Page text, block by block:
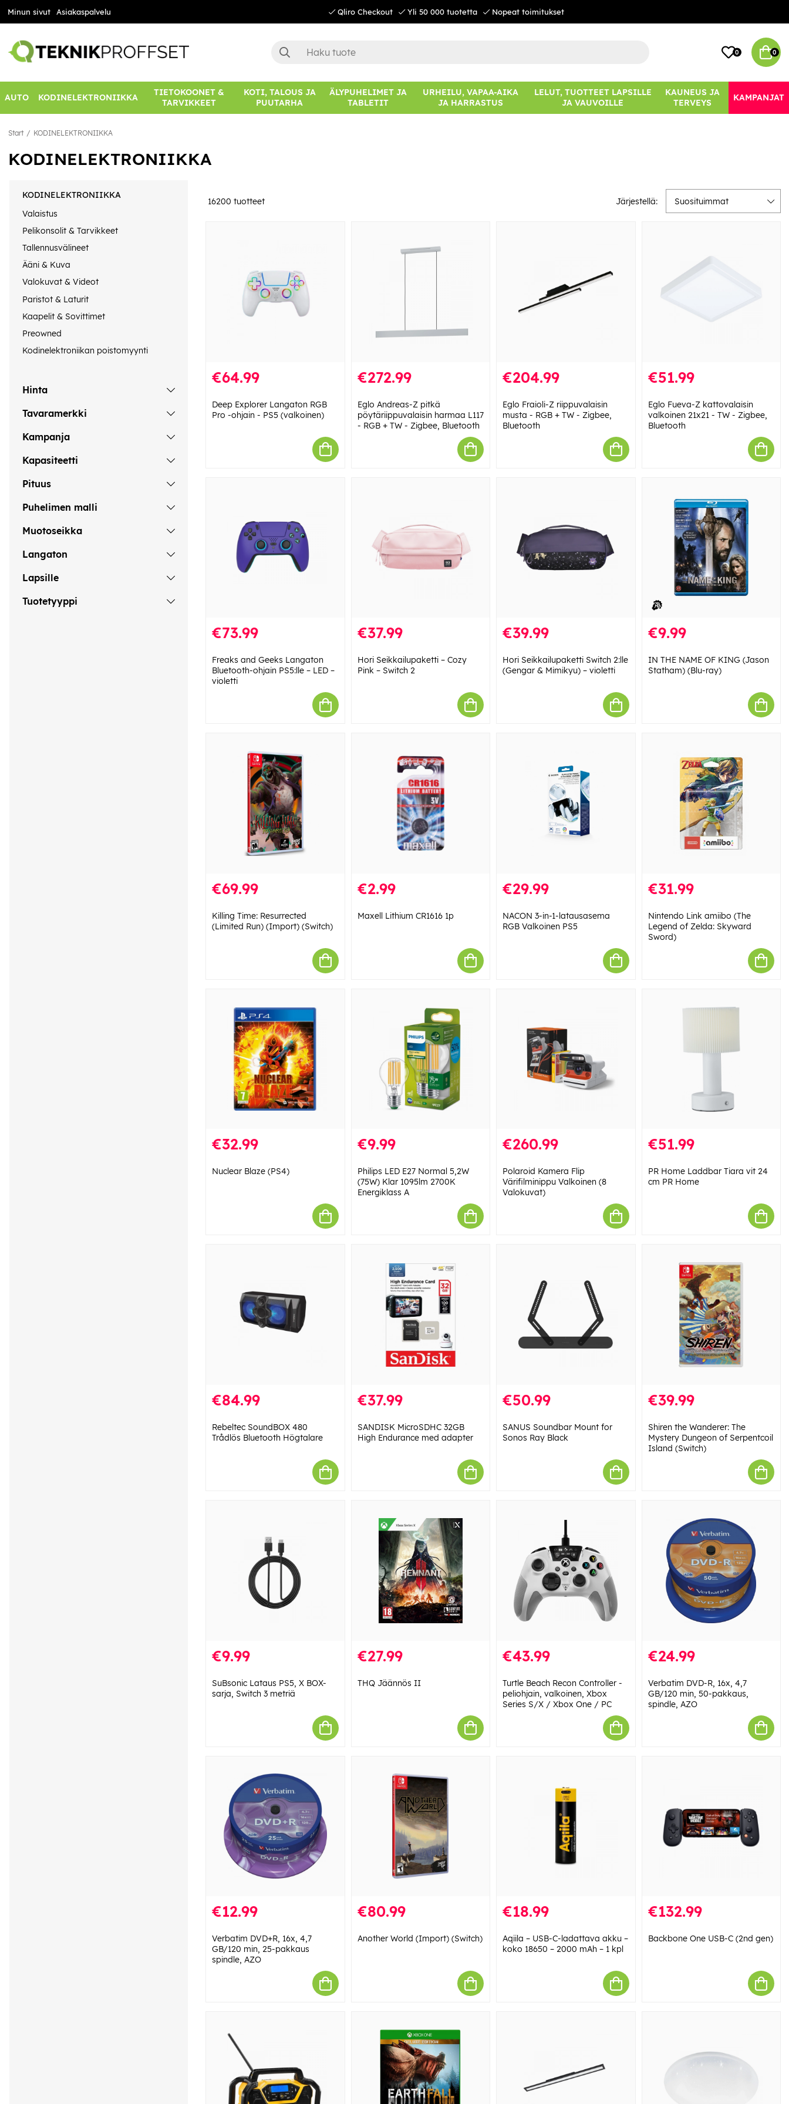
Minun sivut Asiakaspalvelu Qliro Checkout Yli 50 000 tuotetta Nopeat toimitukset
0 0
AUTO KODINELEKTRONIIKKA
TIETOKOONET &
TARVIKKEET
KOTI, TALOUS JA
PUUTARHA
ÄLYPUHELIMET JA
TABLETIT
URHEILU, VAPAA-AIKA
JA HARRASTUS
LELUT, TUOTTEET LAPSILLE
JA VAUVOILLE
KAUNEUS JA
TERVEYS
KAMPANJAT
Start KODINELEKTRONIIKKA
KODINELEKTRONIIKKA
KODINELEKTRONIIKKA
Valaistus
Pelikonsolit & Tarvikkeet
Tallennusvälineet
Ääni & Kuva
Valokuvat & Videot
Paristot & Laturit
Kaapelit & Sovittimet
Preowned
Kodinelektroniikan poistomyynti
Hinta
Tavaramerkki
Kampanja
Kapasiteetti
Pituus
Puhelimen malli
Muotoseikka
Langaton
Lapsille
Tuotetyyppi
16200 tuotteet Järjestellä: Suosituimmat
€64.99
Deep Explorer Langaton RGB
Pro -ohjain - PS5 (valkoinen)
€272.99
Eglo Andreas-Z pitkä
pöytäriippuvalaisin harmaa L117
- RGB + TW - Zigbee, Bluetooth
€204.99
Eglo Fraioli-Z riippuvalaisin
musta - RGB + TW - Zigbee,
Bluetooth
€51.99
Eglo Fueva-Z kattovalaisin
valkoinen 21x21 - TW - Zigbee,
Bluetooth
€73.99
Freaks and Geeks Langaton
Bluetooth-ohjain PS5:lle – LED –
violetti
€37.99
Hori Seikkailupaketti – Cozy
Pink – Switch 2
€39.99
Hori Seikkailupaketti Switch 2:lle
(Gengar & Mimikyu) – violetti
€9.99
IN THE NAME OF KING (Jason
Statham) (Blu-ray)
€69.99
Killing Time: Resurrected
(Limited Run) (Import) (Switch)
€2.99
Maxell Lithium CR1616 1p
€29.99
NACON 3-in-1-latausasema
RGB Valkoinen PS5
€31.99
Nintendo Link amiibo (The
Legend of Zelda: Skyward
Sword)
€32.99
Nuclear Blaze (PS4)
€9.99
Philips LED E27 Normal 5,2W
(75W) Klar 1095lm 2700K
Energiklass A
€260.99
Polaroid Kamera Flip
Värifilminippu Valkoinen (8
Valokuvat)
€51.99
PR Home Laddbar Tiara vit 24
cm PR Home
€84.99
Rebeltec SoundBOX 480
Trådlös Bluetooth Högtalare
€37.99
SANDISK MicroSDHC 32GB
High Endurance med adapter
€50.99
SANUS Soundbar Mount for
Sonos Ray Black
€39.99
Shiren the Wanderer: The
Mystery Dungeon of Serpentcoil
Island (Switch)
€9.99
SuBsonic Lataus PS5, X BOX-
sarja, Switch 3 metriä
€27.99
THQ Jäännös II
€43.99
Turtle Beach Recon Controller -
peliohjain, valkoinen, Xbox
Series S/X / Xbox One / PC
€24.99
Verbatim DVD-R, 16x, 4,7
GB/120 min, 50-pakkaus,
spindle, AZO
€12.99
Verbatim DVD+R, 16x, 4,7
GB/120 min, 25-pakkaus
spindle, AZO
€80.99
Another World (Import) (Switch)
€18.99
Aqiila – USB-C-ladattava akku –
koko 18650 – 2000 mAh – 1 kpl
€132.99
Backbone One USB-C (2nd gen)